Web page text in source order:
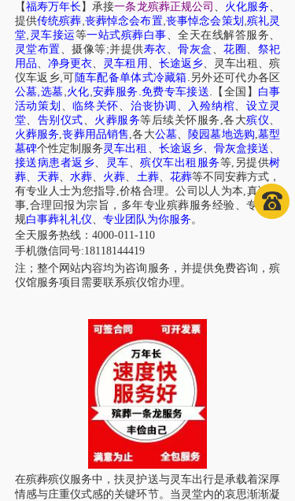
【福寿万年长 】承接一条龙殡葬正规公司 、 火化服务、
提供传统殡葬 丧葬悼念会布置, 丧事悼念会策划 殡礼灵
堂 灵车接运等一站式殡葬白事、全天在线解答服务、
灵堂布置、摄像等;并提供寿衣、骨灰盒 、花圈 、 祭祀
用品、 净身更衣、 灵车租用 、 长途返乡、 灵车出租 、殡
仪车返乡 可 随车配备单体式冷藏箱 另外还可代办各区
公墓 选墓 火化 安葬服务 免费专车接送 【全国】 白事
活动策划 、临终关怀、 治丧协调 、 入殓纳棺、 设立灵
堂、 告别仪式、 火葬服务等后续关怀服务,各大殡仪、
火葬服务,丧葬用品销售,各大公墓、 陵园墓地选购,墓型
墓碑个性定制服务 灵车出租 、 长途返乡、 骨灰盒接送、
接送病患者返乡、 灵车、殡仪车出租服务等,另提供树
葬、 天葬、水葬、 火葬、 土葬、 花葬等不同安葬方式，
有专业人士为您指导,价格合理。公司以人为本,真诚做
事,合理回报为宗旨，多年专业殡葬服务经验、专注正
规白事葬礼礼仪、 专业团队为你服务。
全天服务热线：4000-011-110
手机微信同号:18118144419
注；整个网站内容均为咨询服务，并提供免费咨询，殡
仪馆服务项目需要联系殡仪馆办理。
在殡葬殡仪服务中，扶灵护送与灵车出行是承载着深厚
情感与庄重仪式感的关键环节。当灵堂内的哀思渐渐凝